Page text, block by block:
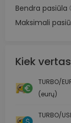
Bendra pasiūla
Maksimali
Kiek
TURBO/
(eurų)
TURBO/